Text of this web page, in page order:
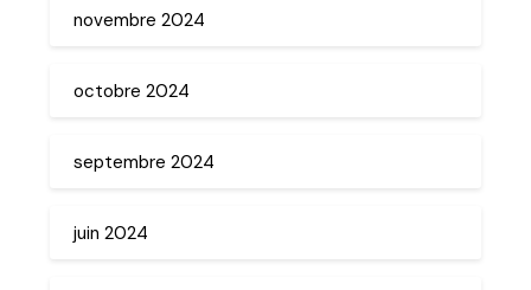
novembre 2024
octobre 2024
septembre 2024
juin 2024